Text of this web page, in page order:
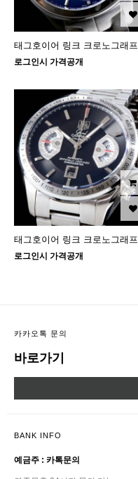
태그호이어 링크 크로노그래프
로그인시 가격공개
태그호이어 링크 크로노그래프
로그인시 가격공개
카카오톡 문의
바로가기
BANK INFO
예금주 : 카톡문의